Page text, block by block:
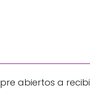
abiertos a